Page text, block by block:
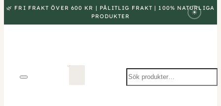
🌿 FRI FRAKT ÖVER 600 KR | PÅLITLIG FRAKT | 100% NATURLIGA
PRODUKTER
☀
Sök
produkter